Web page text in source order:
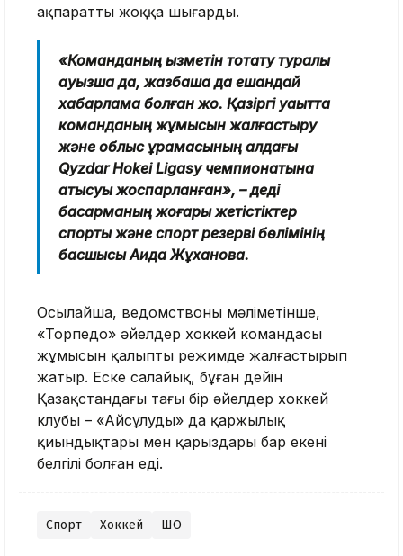
ақпаратты жоққа шығарды.
«Команданың қызметін тоқтату туралы
ауызша да, жазбаша да ешқандай
хабарлама болған жоқ. Қазіргі уақытта
команданың жұмысын жалғастыру
және облыс құрамасының алдағы
Qyzdar Hokei Ligasy чемпионатына
қатысуы жоспарланған», – деді
басқарманың жоғары жетістіктер
спорты және спорт резерві бөлімінің
басшысы Аида Жұханова.
Осылайша, ведомствоның мәліметінше,
«Торпедо» әйелдер хоккей командасы
жұмысын қалыпты режимде жалғастырып
жатыр. Еске салайық, бұған дейін
Қазақстандағы тағы бір әйелдер хоккей
клубы – «Айсұлудың» да қаржылық
қиындықтары мен қарыздары бар екені
белгілі болған еді.
Спорт Хоккей ШҚО